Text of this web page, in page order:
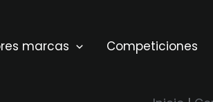
marcas Competiciones